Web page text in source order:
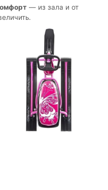
— из зала и от